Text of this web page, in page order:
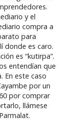
y el
compra a
para
donde es caro.
es “kutirpa”.
entendían que
En este caso
por un
por comprar
llámese